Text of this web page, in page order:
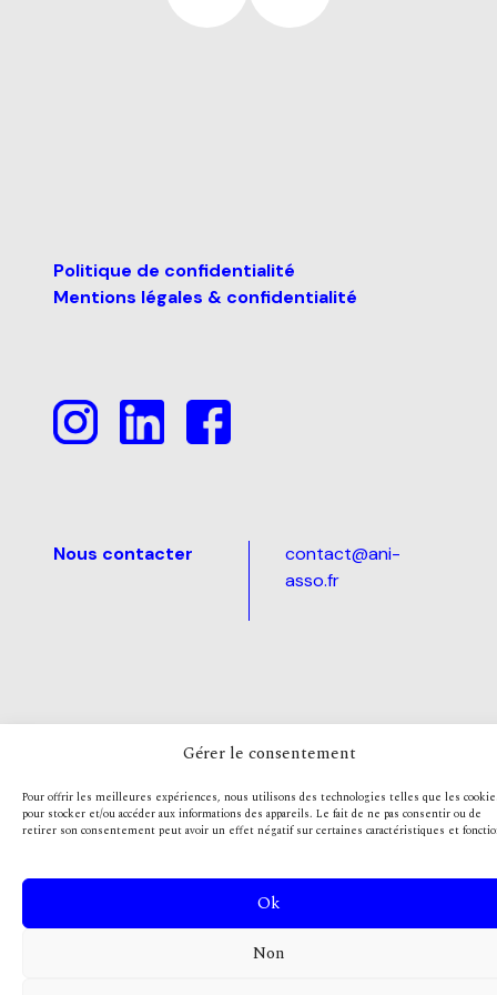
Gérer le consentement
Pour offrir les meilleures expériences, nous utilisons des technologies telles que les
pour stocker et/ou accéder aux informations des appareils. Le fait de ne pas consentir ou de
retirer son consentement peut avoir un effet négatif sur certaines caractéristiques et
Ok
Non
Politique de confidentialité
Mentions légales & confidentialité
Nous contacter
contact@ani-
asso.fr